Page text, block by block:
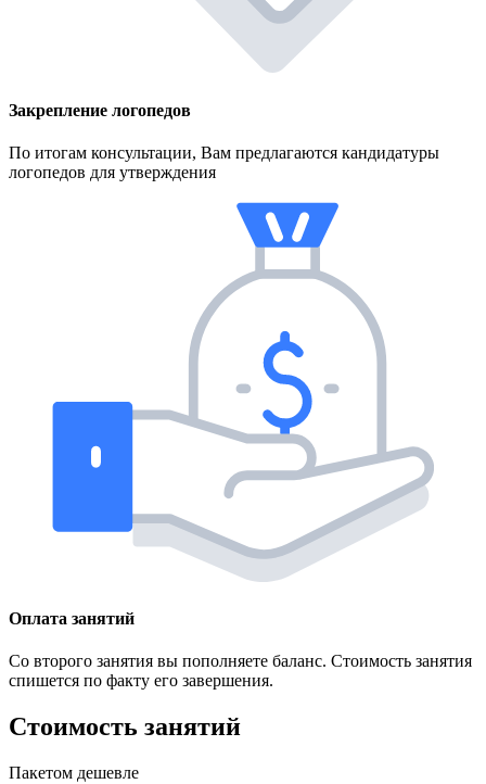
Закрепление логопедов
По итогам консультации, Вам предлагаются кандидатуры
логопедов для утверждения
Оплата занятий
Со второго занятия вы пополняете баланс. Стоимость занятия
спишется по факту его завершения.
Стоимость занятий
Пакетом дешевле